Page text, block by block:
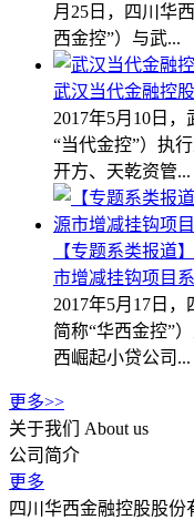
月25日，四川华
西金控”）与武...
武汉当代金融控
2017年5月10日
“当代金控”）执
开方、天乾资管...
【专题系类报道
市增减挂钩项目
2017年5月17日
简称“华西金控”
西崛起小贷公司...
更多>>
关于我们
About us
公司简介
更多
四川华西金融控股股